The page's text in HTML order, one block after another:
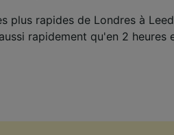
plus rapides de Londres à
rapidement qu'en 2 heures